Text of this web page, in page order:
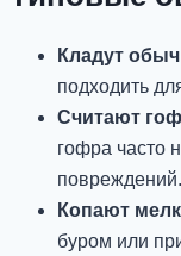
Кладут
подходить
Считают
гофра часто
повреждений.
Копают
буром или